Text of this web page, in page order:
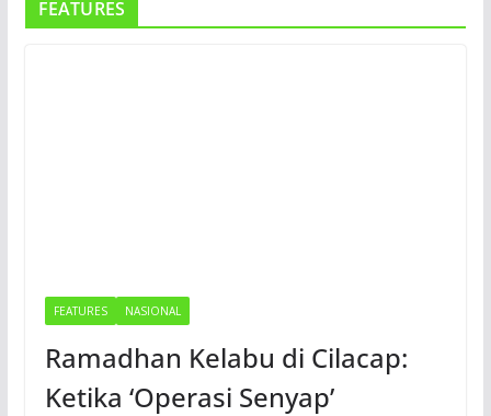
FEATURES
FEATURES NASIONAL
Ramadhan Kelabu di Cilacap:
Ketika ‘Operasi Senyap’